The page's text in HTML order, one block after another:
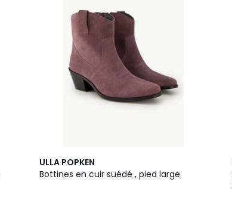
ULLA POPKEN
Bottines en cuir suédé , pied large